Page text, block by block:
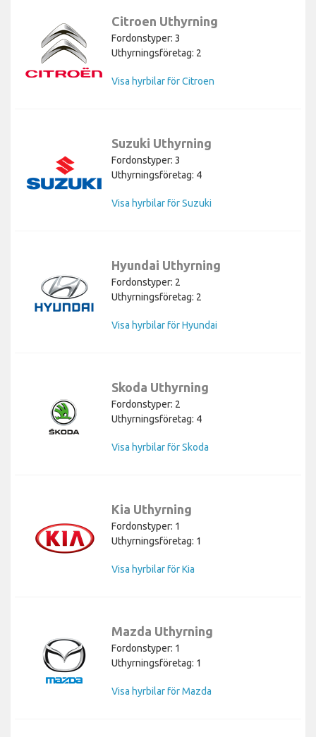
Citroen Uthyrning
Fordonstyper: 3
Uthyrningsföretag: 2
Visa hyrbilar för Citroen
Suzuki Uthyrning
Fordonstyper: 3
Uthyrningsföretag: 4
Visa hyrbilar för Suzuki
Hyundai Uthyrning
Fordonstyper: 2
Uthyrningsföretag: 2
Visa hyrbilar för Hyundai
Skoda Uthyrning
Fordonstyper: 2
Uthyrningsföretag: 4
Visa hyrbilar för Skoda
Kia Uthyrning
Fordonstyper: 1
Uthyrningsföretag: 1
Visa hyrbilar för Kia
Mazda Uthyrning
Fordonstyper: 1
Uthyrningsföretag: 1
Visa hyrbilar för Mazda